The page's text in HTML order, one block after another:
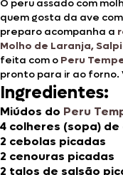
O peru assado com
quem gosta da ave
preparo acompanha a
Molho de Laranja,
feita com o Peru
pronto para ir ao forno.
Ingredientes:
Miúdos do Peru
4 colheres (sopa)
2 cebolas picadas
2 cenouras picadas
2 talos de salsão